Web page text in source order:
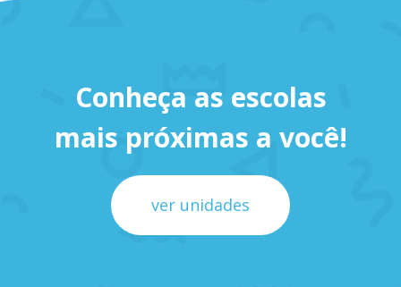
Conheça as escolas
mais próximas a você!
ver unidades